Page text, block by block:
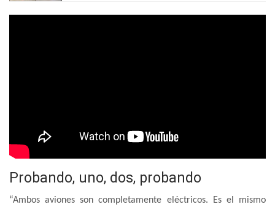
Probando, uno, dos, probando
“Ambos aviones son completamente eléctricos. Es el mismo